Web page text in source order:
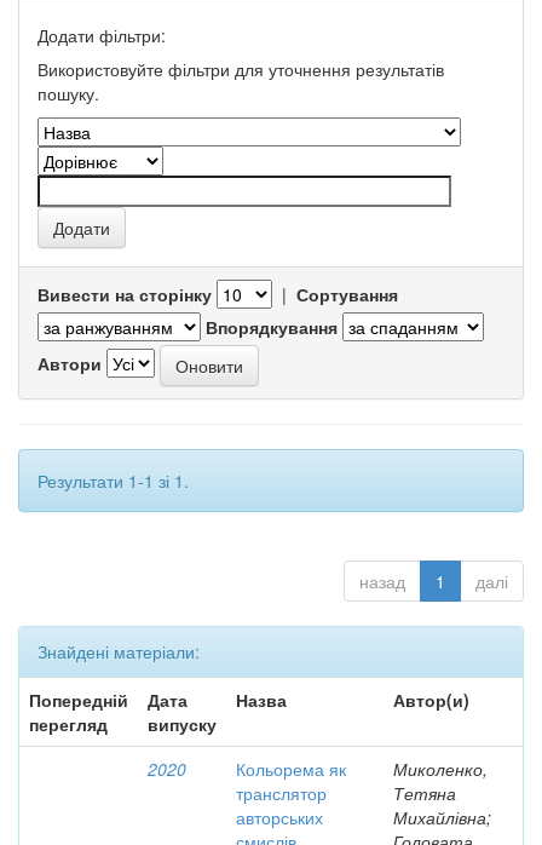
Додати фільтри:
Використовуйте фільтри для уточнення результатів
пошуку.
Вивести на сторінку | Сортування
Впорядкування
Автори
Результати 1-1 зі 1.
назад 1 далі
Знайдені матеріали:
Попередній
перегляд
Дата
випуску
Назва Автор(и)
2020
Кольорема як
транслятор
авторських
Миколенко,
Тетяна
Михайлівна;